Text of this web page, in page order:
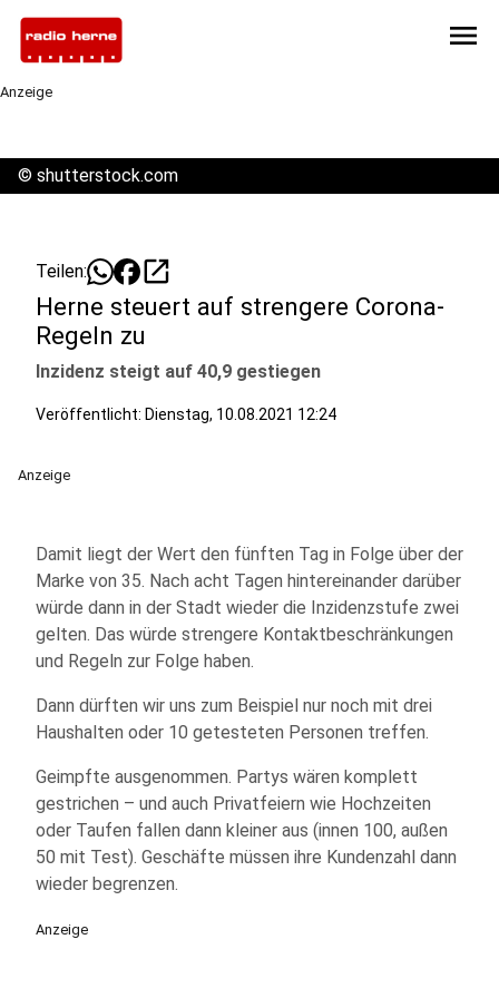
menu
Anzeige
© shutterstock.com
Teilen: open_in_new
Herne steuert auf strengere Corona-
Regeln zu
Inzidenz steigt auf 40,9 gestiegen
Veröffentlicht: Dienstag, 10.08.2021 12:24
Anzeige
Damit liegt der Wert den fünften Tag in Folge über der
Marke von 35. Nach acht Tagen hintereinander darüber
würde dann in der Stadt wieder die Inzidenzstufe zwei
gelten. Das würde strengere Kontaktbeschränkungen
und Regeln zur Folge haben.
Dann dürften wir uns zum Beispiel nur noch mit drei
Haushalten oder 10 getesteten Personen treffen.
Geimpfte ausgenommen. Partys wären komplett
gestrichen – und auch Privatfeiern wie Hochzeiten
oder Taufen fallen dann kleiner aus (innen 100, außen
50 mit Test). Geschäfte müssen ihre Kundenzahl dann
wieder begrenzen.
Anzeige